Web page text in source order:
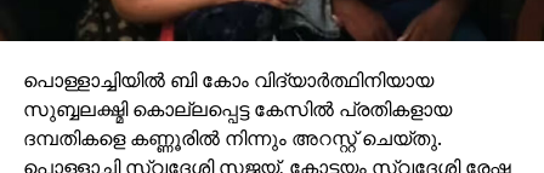
പൊള്ളാച്ചിയിൽ ബി കോം വിദ്യാർത്ഥിനിയായ
സുബ്ബലക്ഷ്മി കൊല്ലപ്പെട്ട കേസിൽ പ്രതികളായ
ദമ്പതികളെ കണ്ണൂരിൽ നിന്നും അറസ്റ്റ് ചെയ്തു.
പൊള്ളാച്ചി സ്വദേശി സജയ്, കോട്ടയം സ്വദേശി രേഷ്മ